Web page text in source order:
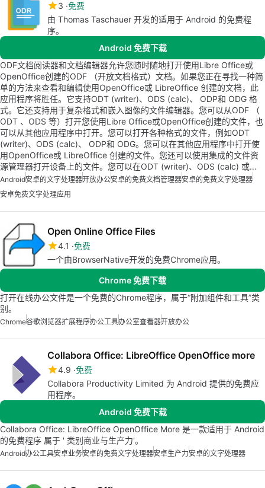
3 免费
由 Thomas Taschauer 开发的适用于 Android 的免费程
序。
Android 免费下载
ODF文档阅读器和文档编辑器允许您随时随地打开使用Libre Office或
OpenOffice创建的ODF （开放文档格式）文档。如果您正在寻找一种简
单的方法来查看和编辑使用OpenOffice或 LibreOffice 创建的文档，此
应用程序将胜任。它支持ODT (writer)、ODS (calc)、 ODP和 ODG 格
式。它还支持用于复杂格式和嵌入图像的文件编辑器。您可以从ODF （
ODT 、ODS 等）打开您使用Libre Office或OpenOffice创建的文件，也
可以从其他应用程序中打开。您可以打开各种格式的文件，例如ODT
(writer)、ODS (calc)、 ODP和 ODG。您可以在其他应用程序中打开使
用OpenOffice或 LibreOffice 创建的文件。您还可以使用集成的文件资
源管理器打开设备上的文件。您可以在ODT (writer)、ODS (calc) 或…
Android安卓的文字处理器开放办公安卓的免费文档管理器安卓的免费文字处理器
安卓免费文字处理应用
Open Online Office Files
4.1 免费
一个由BrowserNative开发的免费Chrome应用。
Chrome 免费下载
打开在线办公文件是一个免费的Chrome程序，属于“附加组件和工具”类
别。
Chrome谷歌浏览器扩展程序办公工具办公室查看器开放办公
Collabora Office: LibreOffice OpenOffice more
4.9 免费
Collabora Productivity Limited 为 Android 提供的免费应
用程序。
Android 免费下载
Collabora Office: LibreOffice OpenOffice More 是一款适用于 Android
的免费程序 属于 ' 类别商业与生产力'。
Android办公工具安卓业务安卓的免费文字处理器安卓生产力安卓的文字处理器